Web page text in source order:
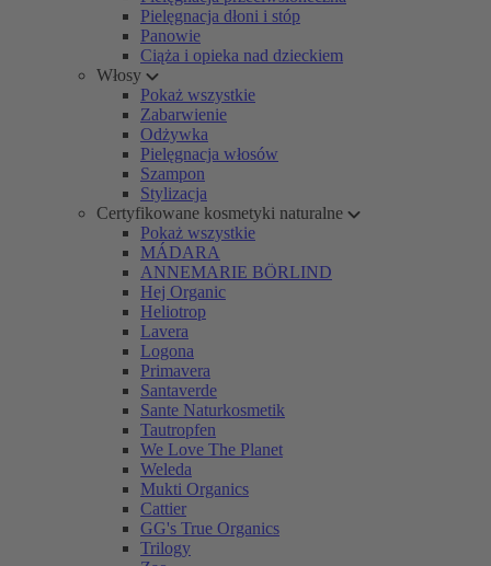
Pielęgnacja dłoni i stóp
Panowie
Ciąża i opieka nad dzieckiem
Włosy
Pokaż wszystkie
Zabarwienie
Odżywka
Pielęgnacja włosów
Szampon
Stylizacja
Certyfikowane kosmetyki naturalne
Pokaż wszystkie
MÁDARA
ANNEMARIE BÖRLIND
Hej Organic
Heliotrop
Lavera
Logona
Primavera
Santaverde
Sante Naturkosmetik
Tautropfen
We Love The Planet
Weleda
Mukti Organics
Cattier
GG's True Organics
Trilogy